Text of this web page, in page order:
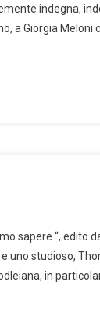
indegna,
a Giorgia Meloni
sapere “, edito
uno studioso,
in